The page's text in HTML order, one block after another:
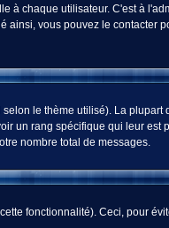
à chaque utilisateur. C'est à
ainsi, vous pouvez le contacter
le thème utilisé). La plupart
un rang spécifique qui leur est
nombre total de messages.
fonctionnalité). Ceci, pour